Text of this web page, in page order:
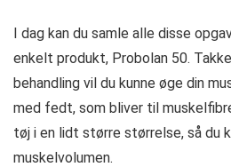
I dag kan du samle alle disse
enkelt produkt, Probolan 50.
behandling vil du kunne øge din
med fedt, som bliver til
tøj i en lidt større størrelse, så du
muskelvolumen.